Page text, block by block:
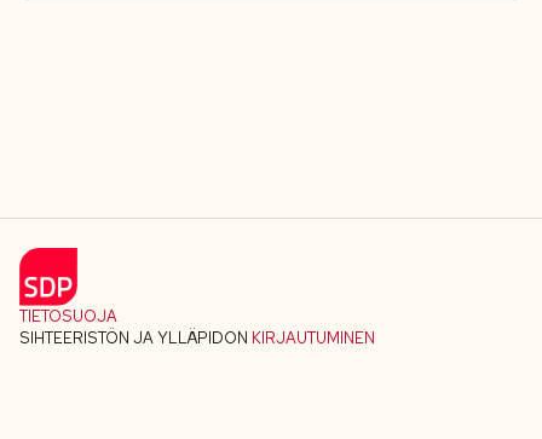
TIETOSUOJA
SIHTEERISTÖN JA YLLÄPIDON KIRJAUTUMINEN